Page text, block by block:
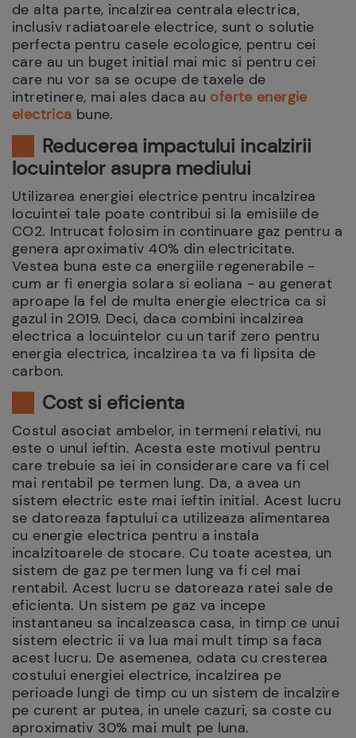
de alta parte, incalzirea centrala electrica,
inclusiv radiatoarele electrice, sunt o solutie
perfecta pentru casele ecologice, pentru cei
care au un buget initial mai mic si pentru cei
care nu vor sa se ocupe de taxele de
intretinere, mai ales daca au oferte energie
electrica bune.
Reducerea impactului incalzirii
locuintelor asupra mediului
Utilizarea energiei electrice pentru incalzirea
locuintei tale poate contribui si la emisiile de
CO2. Intrucat folosim in continuare gaz pentru a
genera aproximativ 40% din electricitate.
Vestea buna este ca energiile regenerabile -
cum ar fi energia solara si eoliana - au generat
aproape la fel de multa energie electrica ca si
gazul in 2019. Deci, daca combini incalzirea
electrica a locuintelor cu un tarif zero pentru
energia electrica, incalzirea ta va fi lipsita de
carbon.
Cost si eficienta
Costul asociat ambelor, in termeni relativi, nu
este o unul ieftin. Acesta este motivul pentru
care trebuie sa iei in considerare care va fi cel
mai rentabil pe termen lung. Da, a avea un
sistem electric este mai ieftin initial. Acest lucru
se datoreaza faptului ca utilizeaza alimentarea
cu energie electrica pentru a instala
incalzitoarele de stocare. Cu toate acestea, un
sistem de gaz pe termen lung va fi cel mai
rentabil. Acest lucru se datoreaza ratei sale de
eficienta. Un sistem pe gaz va incepe
instantaneu sa incalzeasca casa, in timp ce unui
sistem electric ii va lua mai mult timp sa faca
acest lucru. De asemenea, odata cu cresterea
costului energiei electrice, incalzirea pe
perioade lungi de timp cu un sistem de incalzire
pe curent ar putea, in unele cazuri, sa coste cu
aproximativ 30% mai mult pe luna.